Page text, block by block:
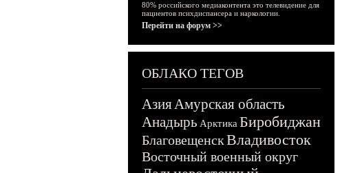
80% российского медиаконтента это телевидение для
пациентов психдиспансера и наркологии.
Перейти на форум >>
ОБЛАКО ТЕГОВ
АзияАмурская область
Анадырь Арктика Биробиджан
БлаговещенскВладивосток
Восточный военный округ